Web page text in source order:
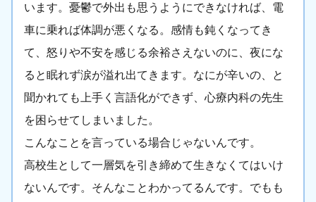
います。憂鬱で外出も思うようにできなければ、電
車に乗れば体調が悪くなる。感情も鈍くなってき
て、怒りや不安を感じる余裕さえないのに、夜にな
ると眠れず涙が溢れ出てきます。なにが辛いの、と
聞かれても上手く言語化ができず、心療内科の先生
を困らせてしまいました。
こんなことを言っている場合じゃないんです。
高校生として一層気を引き締めて生きなくてはいけ
ないんです。そんなことわかってるんです。でもも